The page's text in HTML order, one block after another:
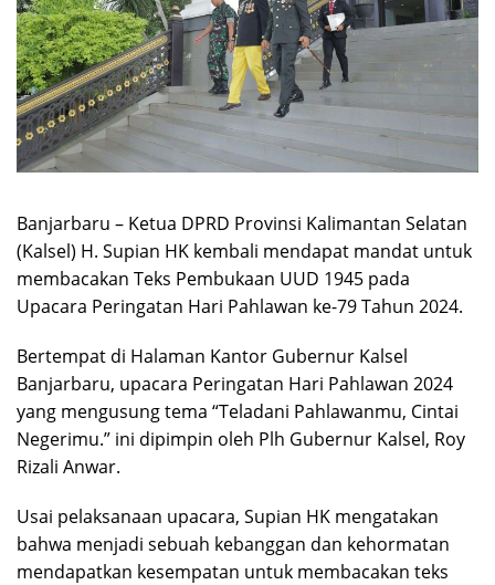
Banjarbaru – Ketua DPRD Provinsi Kalimantan Selatan
(Kalsel) H. Supian HK kembali mendapat mandat untuk
membacakan Teks Pembukaan UUD 1945 pada
Upacara Peringatan Hari Pahlawan ke-79 Tahun 2024.
Bertempat di Halaman Kantor Gubernur Kalsel
Banjarbaru, upacara Peringatan Hari Pahlawan 2024
yang mengusung tema “Teladani Pahlawanmu, Cintai
Negerimu.” ini dipimpin oleh Plh Gubernur Kalsel, Roy
Rizali Anwar.
Usai pelaksanaan upacara, Supian HK mengatakan
bahwa menjadi sebuah kebanggan dan kehormatan
mendapatkan kesempatan untuk membacakan teks